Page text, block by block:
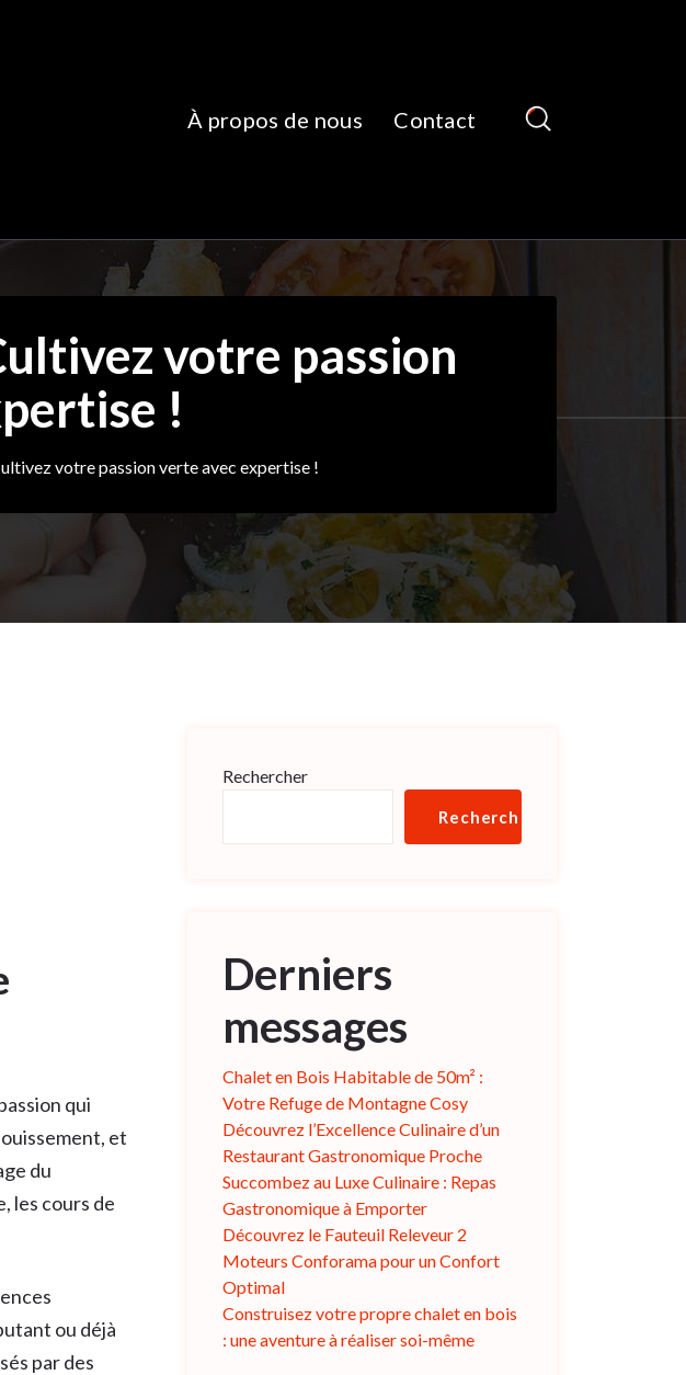
À propos de nous Contact
votre passion
!
votre passion verte avec expertise !
qui
et
du
les cours de
ou déjà
par des
Rechercher
Rechercher
Derniers
messages
Chalet en Bois Habitable de 50m² :
Votre Refuge de Montagne Cosy
Découvrez l’Excellence Culinaire d’un
Restaurant Gastronomique Proche
Succombez au Luxe Culinaire : Repas
Gastronomique à Emporter
Découvrez le Fauteuil Releveur 2
Moteurs Conforama pour un Confort
Optimal
Construisez votre propre chalet en bois
: une aventure à réaliser soi-même